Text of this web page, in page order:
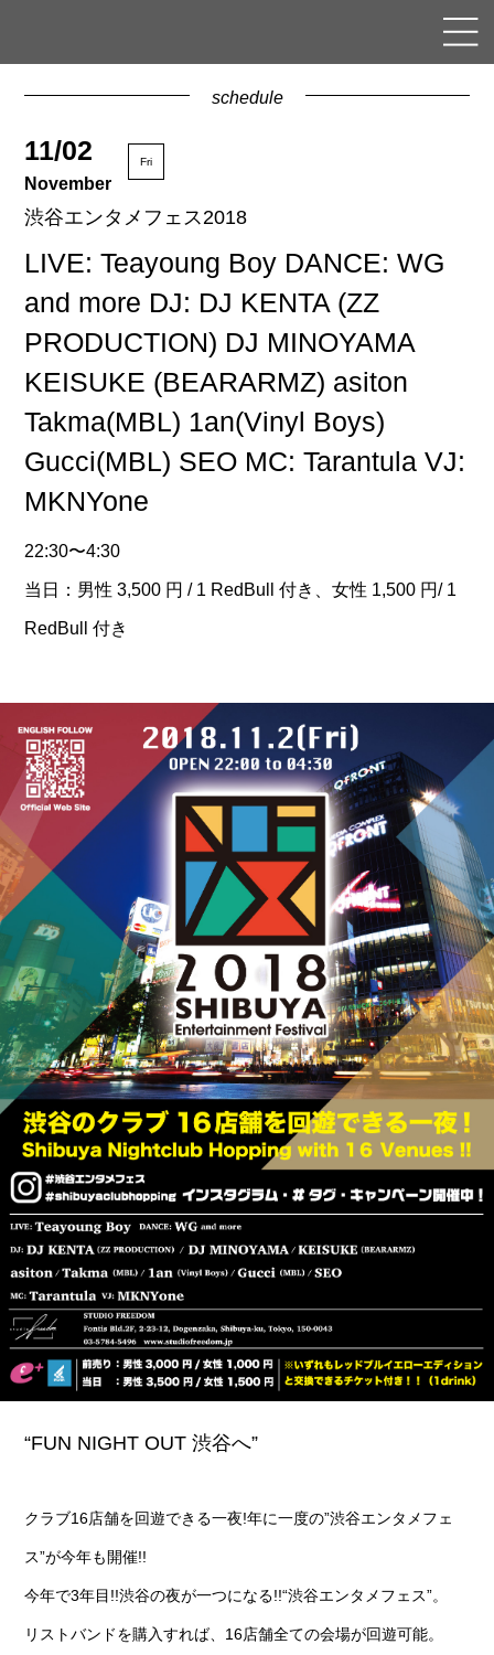
schedule
11/02
November
Fri
渋谷エンタメフェス2018
LIVE: Teayoung Boy DANCE: WG
and more DJ: DJ KENTA (ZZ
PRODUCTION) DJ MINOYAMA
KEISUKE (BEARARMZ) asiton
Takma(MBL) 1an(Vinyl Boys)
Gucci(MBL) SEO MC: Tarantula VJ:
MKNYone
22:30〜4:30
当日：男性 3,500 円 / 1 RedBull 付き、女性 1,500 円/ 1
RedBull 付き
“FUN NIGHT OUT 渋谷へ”
クラブ16店舗を回遊できる一夜!年に一度の”渋谷エンタメフェ
ス”が今年も開催!!
今年で3年目!!渋谷の夜が一つになる!!“渋谷エンタメフェス”。
リストバンドを購入すれば、16店舗全ての会場が回遊可能。